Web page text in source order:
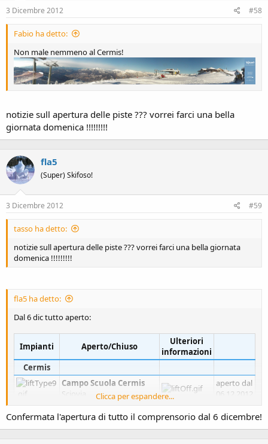
3 Dicembre 2012 #58
Fabio ha detto:
Non male nemmeno al Cermis!
notizie sull apertura delle piste ??? vorrei farci una bella
giornata domenica !!!!!!!!!
fla5
(Super) Skifoso!
3 Dicembre 2012 #59
tasso ha detto:
notizie sull apertura delle piste ??? vorrei farci una bella giornata
domenica !!!!!!!!!
fla5 ha detto:
Dal 6 dic tutto aperto:
Impianti Aperto/Chiuso
Ulteriori
informazioni
Cermis
Campo Scuola Cermis
Sciovia
aperto dal
06.12.2012
Seggiovia ad
agganciamento
aperto dal
06.12.2012
Clicca per espandere...
Confermata l'apertura di tutto il comprensorio dal 6 dicembre!